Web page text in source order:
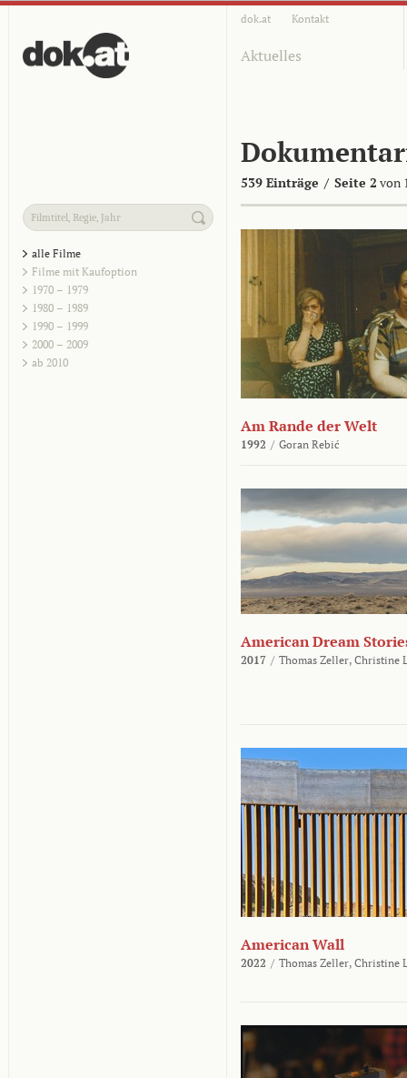
dok.at Kontakt
Aktuelles
539 Einträge / Seite 2 von
alle Filme
Filme mit Kaufoption
1970 – 1979
1980 – 1989
1990 – 1999
2000 – 2009
ab 2010
Am Rande der Welt
1992 / Goran Rebić
American Dream
2017 / Thomas Zeller, Christine
American Wall
2022 / Thomas Zeller, Christine